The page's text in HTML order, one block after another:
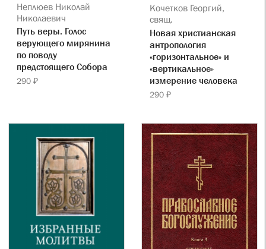
Неплюев Николай
Николаевич
Путь веры. Голос
верующего мирянина
по поводу
предстоящего Собора
290 ₽
Кочетков Георгий,
свящ.
Новая христианская
антропология
«горизонтальное» и
«вертикальное»
измерение человека
290 ₽